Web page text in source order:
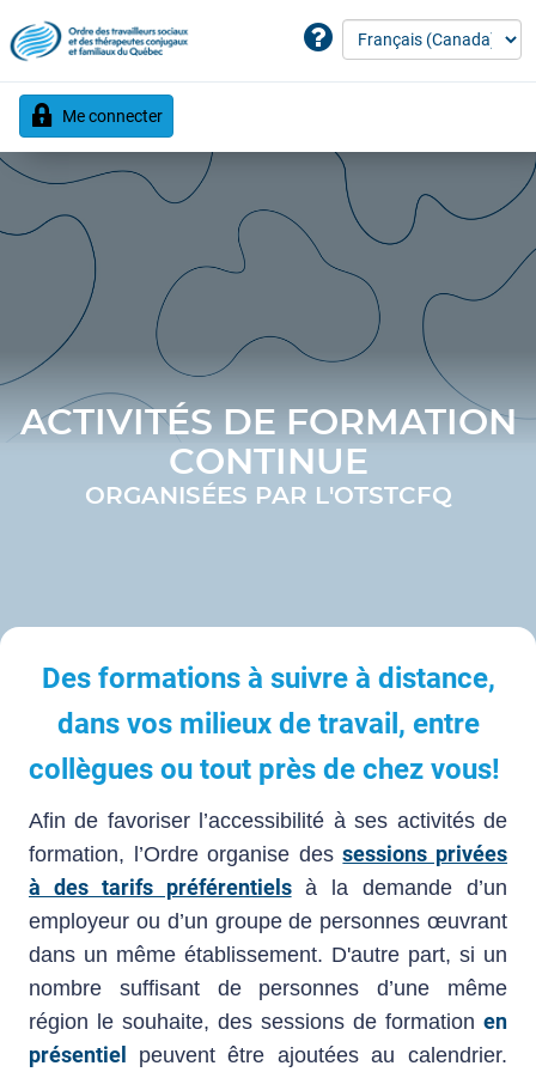
Me connecter
ACTIVITÉS DE FORMATION
CONTINUE
ORGANISÉES PAR L'OTSTCFQ
Des formations à suivre à distance,
dans vos milieux de travail, entre
collègues ou tout près de chez vous!
Afin de favoriser l’accessibilité à ses activités de
formation, l’Ordre organise dessessions privées
à des tarifs préférentielsà la demande d’un
employeur ou d’un groupe de personnes œuvrant
dans un même établissement. D'autre part, si un
nombre suffisant de personnes d’une même
région le souhaite, des sessions de formation en
présentiel
peuvent être ajoutées au calendrier.